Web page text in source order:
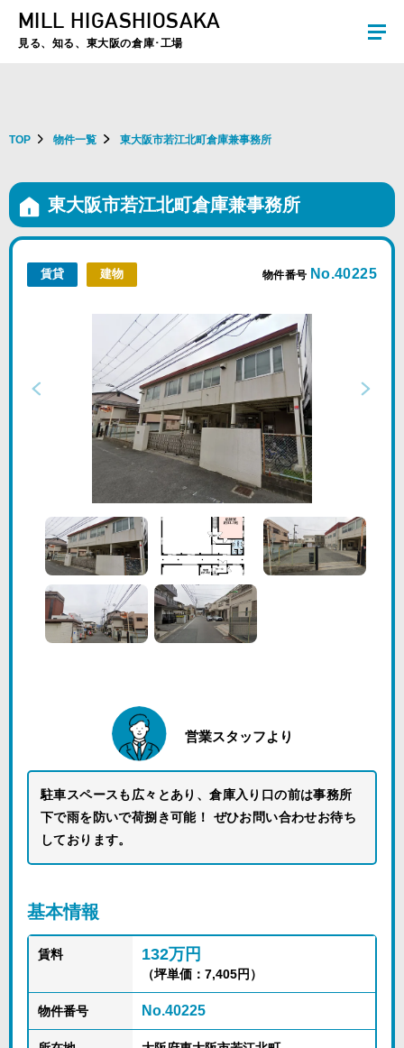
夏季休暇のお知らせ：2026年8月8日(土)～8月16日(日)まで休業とさせていた
MILL HIGASHIOSAKA
見る、知る、東大阪の倉庫･工場
TOP 物件一覧 東大阪市若江北町倉庫兼事務所
東大阪市若江北町倉庫兼事務所
賃貸 建物 物件番号 No.40225
営業スタッフより
駐車スペースも広々とあり、倉庫入り口の前は事務所
下で雨を防いで荷捌き可能！ ぜひお問い合わせお待ち
しております。
基本情報
賃料 132万円
（坪単価：7,405円）
物件番号 No.40225